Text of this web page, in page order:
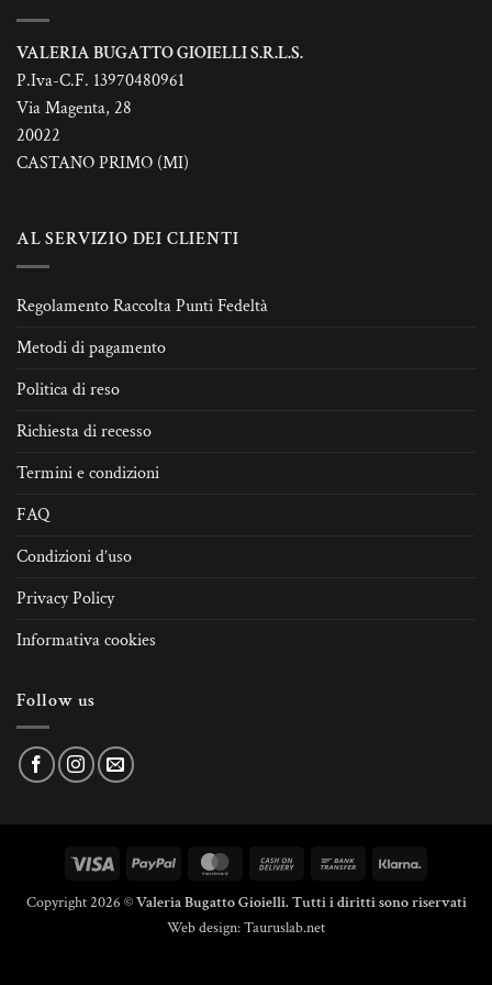
VALERIA BUGATTO GIOIELLI S.R.L.S.
P.Iva-C.F. 13970480961
Via Magenta, 28
20022
CASTANO PRIMO (MI)
AL SERVIZIO DEI CLIENTI
Regolamento Raccolta Punti Fedeltà
Metodi di pagamento
Politica di reso
Richiesta di recesso
Termini e condizioni
FAQ
Condizioni d’uso
Privacy Policy
Informativa cookies
Follow us
Visa PayPal MasterCard Cash
Delivery
Bank
Klarna
Copyright 2026 ©Valeria Bugatto Gioielli. Tutti i diritti sono riservati
Web design:Tauruslab.net